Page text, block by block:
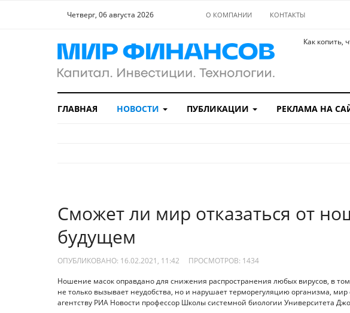
Четверг, 06 августа 2026 О КОМПАНИИ КОНТАКТЫ
Как копить,
ГЛАВНАЯ НОВОСТИ ПУБЛИКАЦИИ РЕКЛАМА НА
Сможет ли мир отказаться от
будущем
ОПУБЛИКОВАНО: 16.02.2021, 11:42 ПРОСМОТРОВ: 1434
Ношение масок оправдано для снижения распространения любых вирусов, в том
не только вызывает неудобства, но и нарушает терморегуляцию организма,
агентству РИА Новости профессор Школы системной биологии Университета